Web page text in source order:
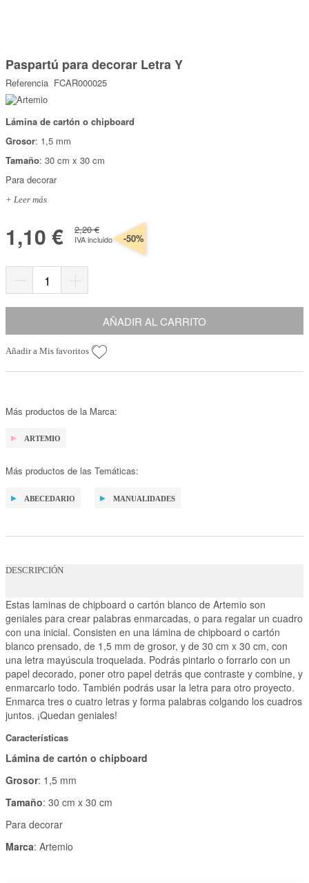
Top Ventas
Temática
Somos Kimidori
comienzo
de
la
galería
de
imágenes
Paspartú para decorar Letra Y
Referencia FCAR000025
Lámina de cartón o chipboard
Grosor: 1,5 mm
Tamaño: 30 cm x 30 cm
Para decorar
+ Leer más
1,10 € 2,20 €
IVA incluido -50%
AÑADIR AL CARRITO
Añadir a Mis favoritos
Más productos de la Marca:
ARTEMIO
Más productos de las Temáticas:
ABECEDARIO MANUALIDADES
DESCRIPCIÓN
Estas laminas de chipboard o cartón blanco de Artemio son
geniales para crear palabras enmarcadas, o para regalar un cuadro
con una inicial. Consisten en una lámina de chipboard o cartón
blanco prensado, de 1,5 mm de grosor, y de 30 cm x 30 cm, con
una letra mayúscula troquelada. Podrás pintarlo o forrarlo con un
papel decorado, poner otro papel detrás que contraste y combine, y
enmarcarlo todo. También podrás usar la letra para otro proyecto.
Enmarca tres o cuatro letras y forma palabras colgando los cuadros
juntos. ¡Quedan geniales!
Características
Lámina de cartón o chipboard
Grosor: 1,5 mm
Tamaño: 30 cm x 30 cm
Para decorar
Marca: Artemio